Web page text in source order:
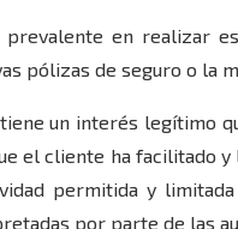
prevalente en realizar
pólizas de seguro o la
un interés legítimo
el cliente ha facilitado
permitida y
por parte de las